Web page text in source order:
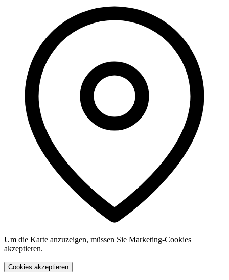
Um die Karte anzuzeigen, müssen Sie Marketing-Cookies
akzeptieren.
Cookies akzeptieren